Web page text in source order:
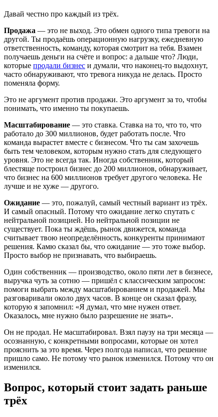
Давай честно про каждый из трёх.
Продажа — это не выход. Это обмен одного типа тревоги на
другой. Ты продаёшь операционную нагрузку, ежедневную
ответственность, команду, которая смотрит на тебя. Взамен
получаешь деньги на счёте и вопрос: а дальше что? Люди,
которые продали бизнес и думали, что наконец-то выдохнут,
часто обнаруживают, что тревога никуда не делась. Просто
поменяла форму.
Это не аргумент против продажи. Это аргумент за то, чтобы
понимать, что именно ты покупаешь.
Масштабирование — это ставка. Ставка на то, что то, что
работало до 300 миллионов, будет работать после. Что
команда вырастет вместе с бизнесом. Что ты сам захочешь
быть тем человеком, которым нужно стать для следующего
уровня. Это не всегда так. Иногда собственник, который
блестяще построил бизнес до 200 миллионов, обнаруживает,
что бизнес на 600 миллионов требует другого человека. Не
лучше и не хуже — другого.
Ожидание — это, пожалуй, самый честный вариант из трёх.
И самый опасный. Потому что ожидание легко спутать с
нейтральной позицией. Но нейтральной позиции не
существует. Пока ты ждёшь, рынок движется, команда
считывает твою неопределённость, конкуренты принимают
решения. Камю сказал бы, что ожидание — это тоже выбор.
Просто выбор не признавать, что выбираешь.
Один собственник — производство, около пяти лет в бизнесе,
выручка чуть за сотню — пришёл с классическим запросом:
помоги выбрать между масштабированием и продажей. Мы
разговаривали около двух часов. В конце он сказал фразу,
которую я запомнил: «Я думал, что мне нужен ответ.
Оказалось, мне нужно было разрешение не знать».
Он не продал. Не масштабировал. Взял паузу на три месяца —
осознанную, с конкретными вопросами, которые он хотел
прояснить за это время. Через полгода написал, что решение
пришло само. Не потому что рынок изменился. Потому что он
изменился.
Вопрос, который стоит задать раньше
трёх